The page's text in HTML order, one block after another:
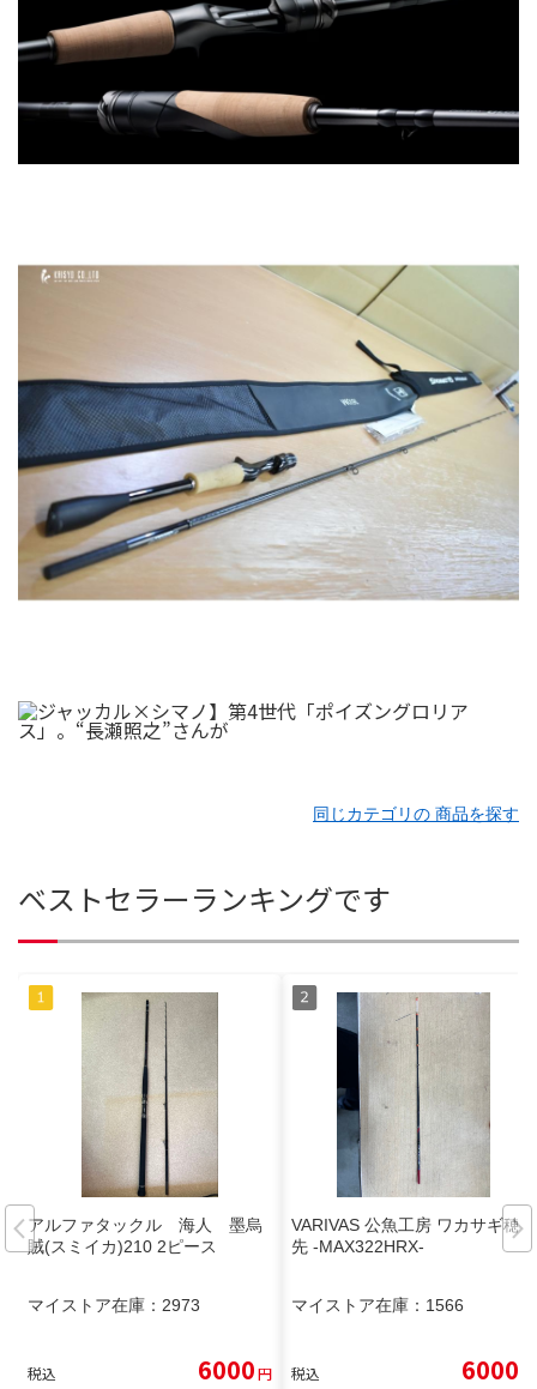
同じカテゴリの 商品を探す
ベストセラーランキングです
アルファタックル 海人 墨烏
賊(スミイカ)210 2ピース
マイストア在庫： 2973
税込 6000円
VARIVAS 公魚工房 ワカサギ穂
先 -MAX322HRX-
マイストア在庫： 1566
税込 6000